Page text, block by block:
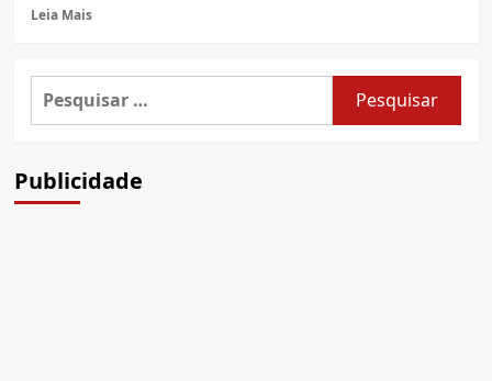
Leia MaisRead
Nova
Suzuki
mudança
Pesquisar
por:
Publicidade